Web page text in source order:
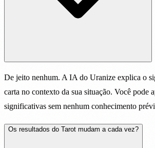
De jeito nenhum. A IA do Uranize explica o
carta no contexto da sua situação. Você pode
significativas sem nenhum conhecimento
Os resultados do Tarot mudam a cada vez?